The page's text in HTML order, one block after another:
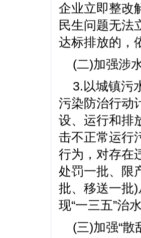
企业立即整改
民生问题无法
达标排放的，
(二)加强涉
3.以城镇污
污染防治行动
设、运行和排
击不正常运行
行为，对存在
处罚一批、限
批、移送一批
现“一三五”治
(三)加强“散